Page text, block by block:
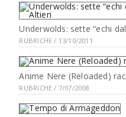
Underwolds: sette “echi
RUBRICHE / 13/10/2011
Anime Nere (Reloaded)
RUBRICHE / 7/07/2008